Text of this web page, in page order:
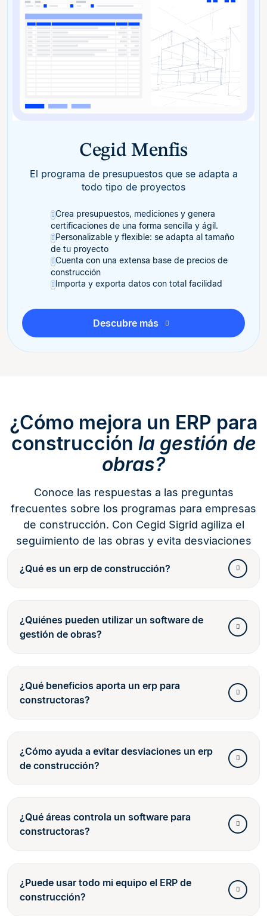
Cegid Menfis
El programa de presupuestos que se adapta a
todo tipo de proyectos
Crea presupuestos, mediciones y genera
certificaciones de una forma sencilla y ágil.
Personalizable y flexible: se adapta al tamaño
de tu proyecto
Cuenta con una extensa base de precios de
construcción
Importa y exporta datos con total facilidad
Descubre más
¿Cómo mejora un ERP para
construcción la gestión de
obras?
Conoce las respuestas a las preguntas
frecuentes sobre los programas para empresas
de construcción. Con Cegid Sigrid agiliza el
seguimiento de las obras y evita desviaciones
¿Qué es un erp de construcción?
¿Quiénes pueden utilizar un software de
gestión de obras?
¿Qué beneficios aporta un erp para
constructoras?
¿Cómo ayuda a evitar desviaciones un erp
de construcción?
¿Qué áreas controla un software para
constructoras?
¿Puede usar todo mi equipo el ERP de
construcción?